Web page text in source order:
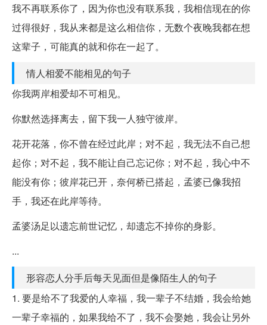
我不再联系你了，因为你也没有联系我，我相信现在的你
过得很好，我从来都是这么相信你，无数个夜晚我都在想
这辈子，可能真的就和你在一起了。
情人相爱不能相见的句子
你我两岸相爱却不可相见。
你默然选择离去，留下我一人独守彼岸。
花开花落，你不曾在经过此岸；对不起，我无法不自己想
起你；对不起，我不能让自己忘记你；对不起，我心中不
能没有你；彼岸花已开，奈何桥已搭起，孟婆已像我招
手，我还在此岸等待。
孟婆汤足以遗忘前世记忆，却遗忘不掉你的身影。
...
形容恋人分手后每天见面但是像陌生人的句子
1. 要是给不了我爱的人幸福，我一辈子不结婚，我会给她
一辈子幸福的，如果我给不了，我不会娶她，我会让另外